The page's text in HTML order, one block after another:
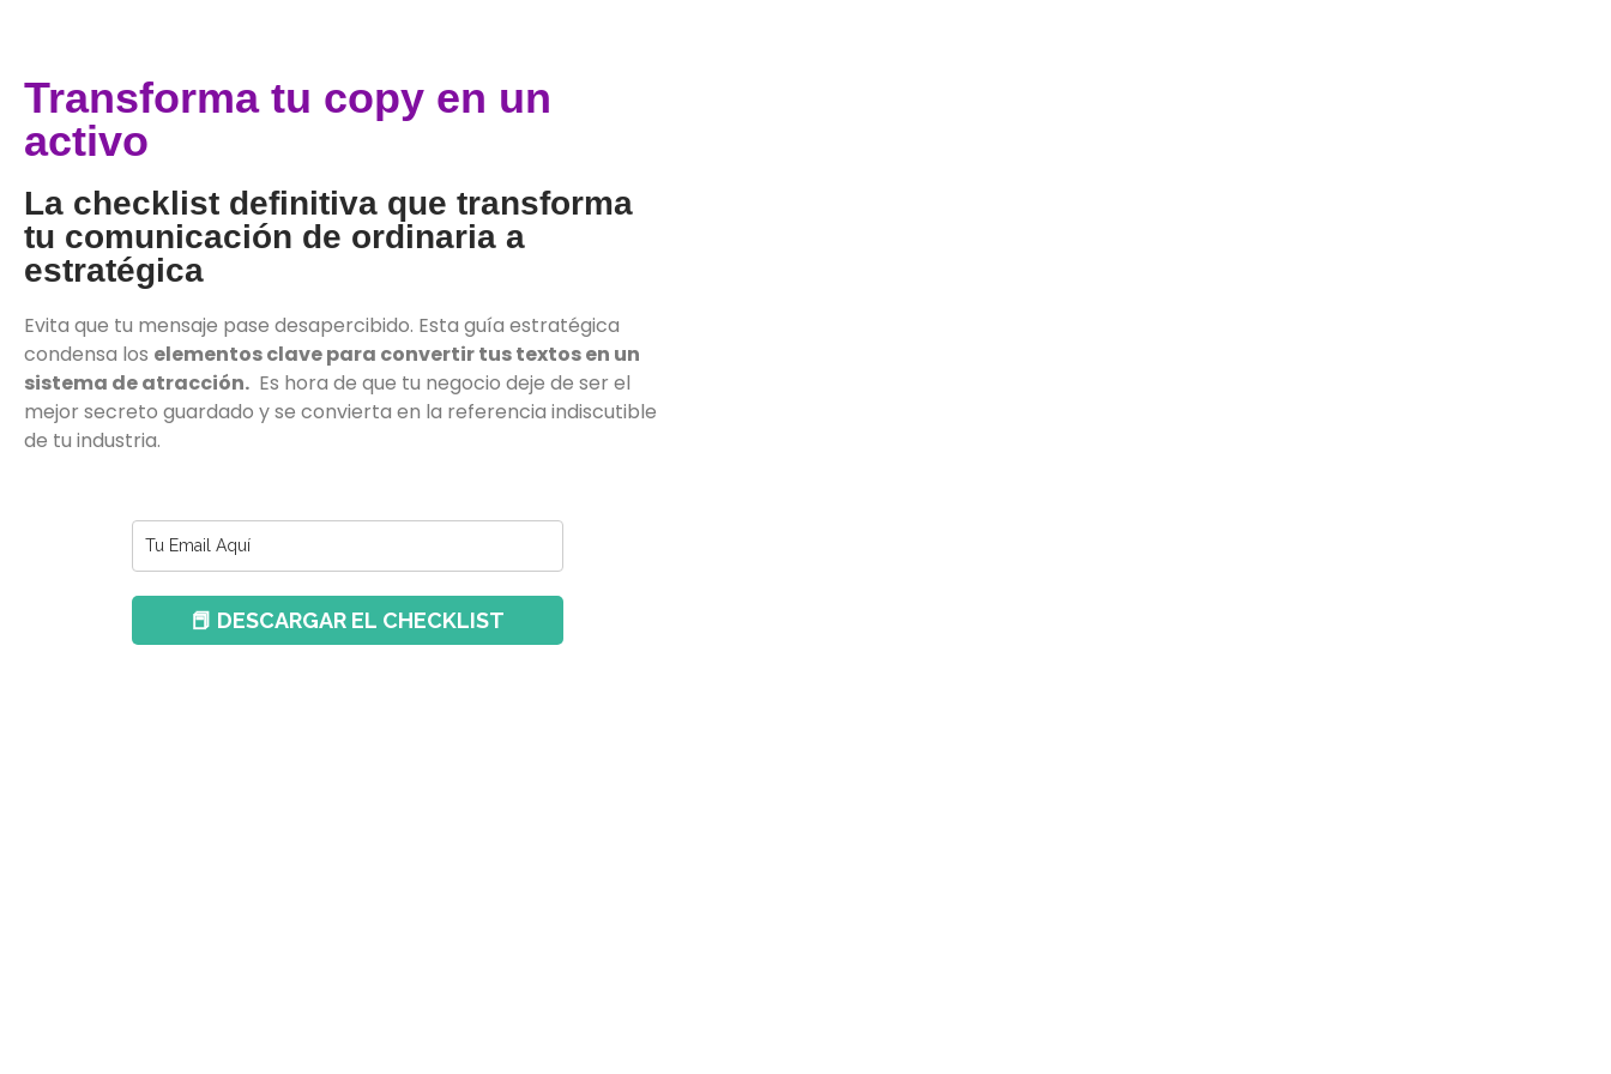
Transforma tu copy en un
activo
La checklist definitiva que transforma
tu comunicación de ordinaria a
estratégica
Evita que tu mensaje pase desapercibido. Esta guía estratégica
condensa los elementos clave para convertir tus textos en un
sistema de atracción. Es hora de que tu negocio deje de ser el
mejor secreto guardado y se convierta en la referencia indiscutible
de tu industria.
📕 DESCARGAR EL CHECKLIST